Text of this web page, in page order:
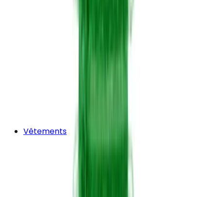
Vêtements